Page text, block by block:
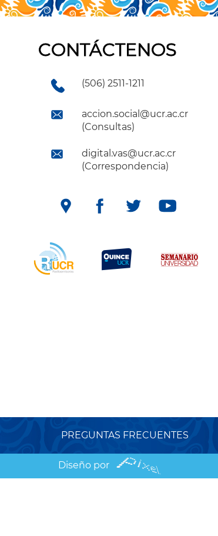
CONTÁCTENOS
(506) 2511-1211
accion.social@ucr.ac.cr
(Consultas)
digital.vas@ucr.ac.cr
(Correspondencia)
PREGUNTAS FRECUENTES
Diseño por